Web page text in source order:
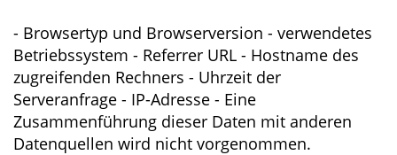
- Browsertyp und Browserversion - verwendetes
Betriebssystem - Referrer URL - Hostname des
zugreifenden Rechners - Uhrzeit der
Serveranfrage - IP-Adresse - Eine
Zusammenführung dieser Daten mit anderen
Datenquellen wird nicht vorgenommen.